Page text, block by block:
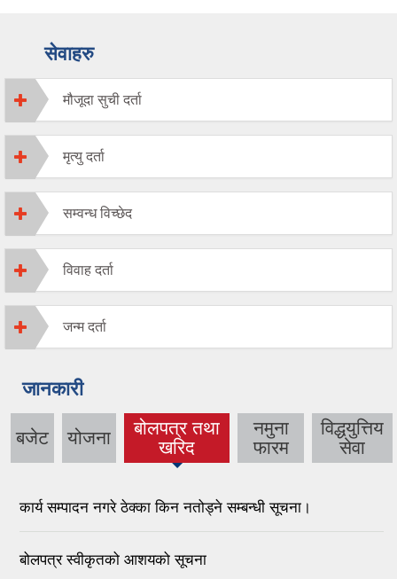
सेवाहरु
मौजूदा सुची दर्ता
मृत्यु दर्ता
सम्वन्ध विच्छेद
विवाह दर्ता
जन्म दर्ता
जानकारी
बजेट योजना
बोलपत्र तथा
खरिद
(active tab)
नमुना
फारम
विद्धयुत्तिय
सेवा
कार्य सम्पादन नगरे ठेक्का किन नतोड्ने सम्बन्धी सूचना।
बोलपत्र स्वीकृतको आशयको सूचना